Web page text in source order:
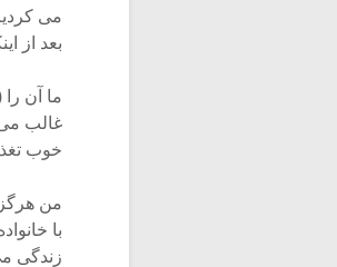
می
بعد از
ما آن
غالب می
خوب
من
زندگی